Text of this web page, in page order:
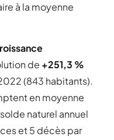
à la moyenne
de +251,3 %
(843 habitants).
en moyenne
naturel annuel
et 5 décès par